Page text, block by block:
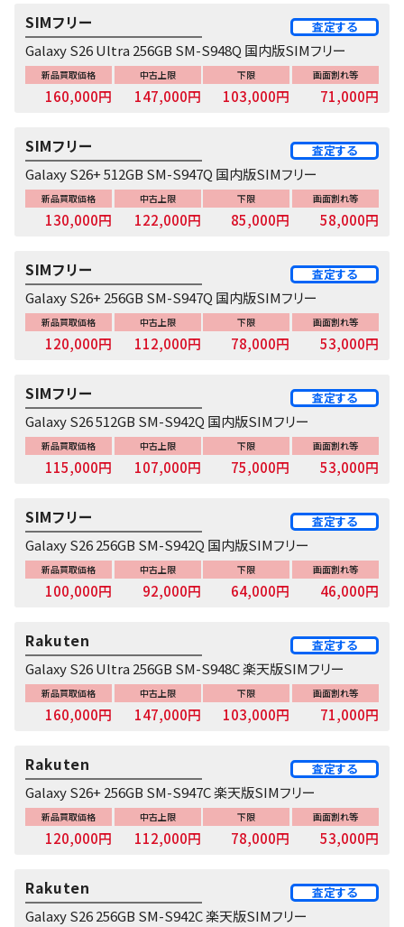
Galaxy S26 Ultra 256GB SM-S948Q 国内版SIMフリー
SIMフリー 査定する
新品買取価格
160,000円
中古上限
147,000円
下限
103,000円
画面割れ等
71,000円
Galaxy S26+ 512GB SM-S947Q 国内版SIMフリー
SIMフリー 査定する
新品買取価格
130,000円
中古上限
122,000円
下限
85,000円
画面割れ等
58,000円
Galaxy S26+ 256GB SM-S947Q 国内版SIMフリー
SIMフリー 査定する
新品買取価格
120,000円
中古上限
112,000円
下限
78,000円
画面割れ等
53,000円
Galaxy S26 512GB SM-S942Q 国内版SIMフリー
SIMフリー 査定する
新品買取価格
115,000円
中古上限
107,000円
下限
75,000円
画面割れ等
53,000円
Galaxy S26 256GB SM-S942Q 国内版SIMフリー
SIMフリー 査定する
新品買取価格
100,000円
中古上限
92,000円
下限
64,000円
画面割れ等
46,000円
Galaxy S26 Ultra 256GB SM-S948C 楽天版SIMフリー
Rakuten 査定する
新品買取価格
160,000円
中古上限
147,000円
下限
103,000円
画面割れ等
71,000円
Galaxy S26+ 256GB SM-S947C 楽天版SIMフリー
Rakuten 査定する
新品買取価格
120,000円
中古上限
112,000円
下限
78,000円
画面割れ等
53,000円
Galaxy S26 256GB SM-S942C 楽天版SIMフリー
Rakuten 査定する